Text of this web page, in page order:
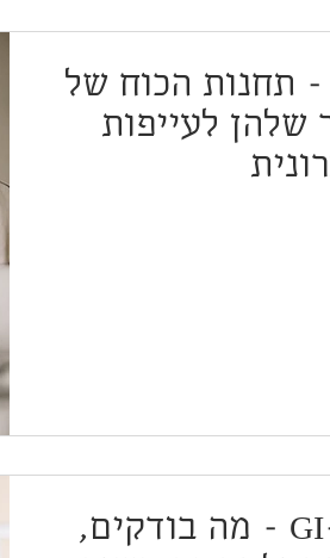
- תחנות הכוח של
לעייפות
בדיקת GI-MAP - מה בודקים,